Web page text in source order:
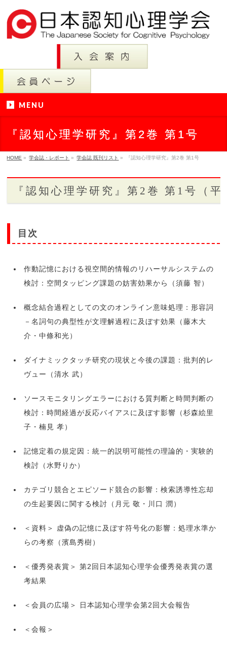
MENU
『認知心理学研究』第2巻 第1号
HOME » 学会誌・レポート » 学会誌 既刊リスト » 『認知心理学研究』第2巻 第1号
『認知心理学研究』第2巻 第1号（
目次
作動記憶における視空間的情報のリハーサルシステムの
検討：空間タッピング課題の妨害効果から（須藤 智）
概念結合過程としての文のオンライン意味処理：形容詞
－名詞句の典型性が文理解過程に及ぼす効果（藤木大
介・中條和光）
ダイナミックタッチ研究の現状と今後の課題：批判的レ
ヴュー（清水 武）
ソースモニタリングエラーにおける質判断と時間判断の
検討：時間経過が反応バイアスに及ぼす影響（杉森絵里
子・楠見 孝）
記憶定着の規定因：統一的説明可能性の理論的・実験的
検討（水野りか）
カテゴリ競合とエピソード競合の影響：検索誘導性忘却
の生起要因に関する検討（月元 敬・川口 潤）
＜資料＞ 虚偽の記憶に及ぼす符号化の影響：処理水準か
らの考察（濱島秀樹）
＜優秀発表賞＞ 第2回日本認知心理学会優秀発表賞の選
考結果
＜会員の広場＞ 日本認知心理学会第2回大会報告
＜会報＞